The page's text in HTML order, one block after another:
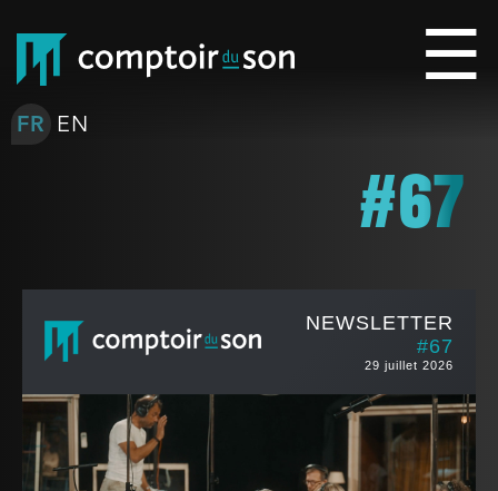
FR EN
#67
NEWSLETTER
#67
29 juillet 2026